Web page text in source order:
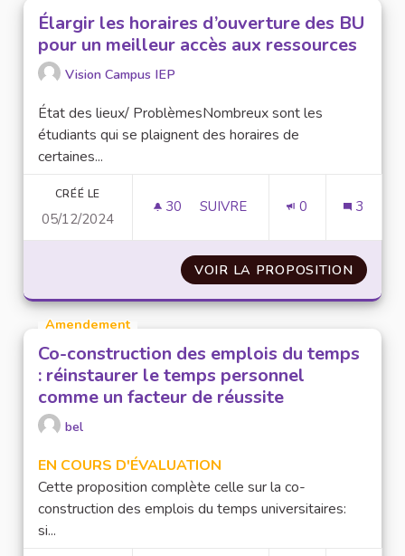
Élargir les horaires d’ouverture des BU
pour un meilleur accès aux ressources
Vision Campus IEP
État des lieux/ ProblèmesNombreux sont les
étudiants qui se plaignent des horaires de
certaines...
CRÉÉ LE
05/12/2024
30 30 ABONNÉS
SUIVRE 0 3
VOIR LA PROPOSITION
Amendement
Co-construction des emplois du temps
: réinstaurer le temps personnel
comme un facteur de réussite
bel
EN COURS D'ÉVALUATION
Cette proposition complète celle sur la co-
construction des emplois du temps universitaires:
si...